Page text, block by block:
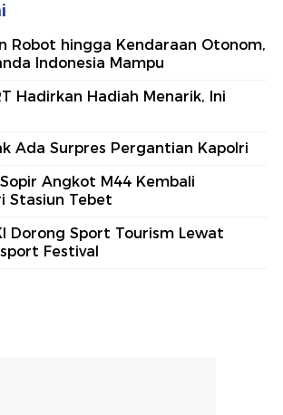
Robot hingga Kendaraan Otonom,
Indonesia Mampu
Hadirkan Hadiah Menarik, Ini
Ada Surpres Pergantian Kapolri
Angkot M44 Kembali
Stasiun Tebet
Dorong Sport Tourism Lewat
Festival